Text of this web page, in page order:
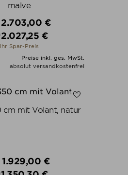
malve
2.703,00 €
Preis
2.027,25 €
Ihr Spar-Preis
Preise inkl. ges. MwSt.
absolut versandkostenfrei
cm mit Volant, natur
1.929,00 €